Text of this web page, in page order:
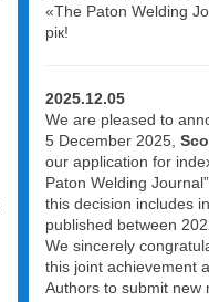
«The Paton Welding
рік!
2025.12.05
We are pleased to
5 December 2025,
our application for
Paton Welding
this decision includes
published between
We sincerely
this joint achievement
Authors to submit new